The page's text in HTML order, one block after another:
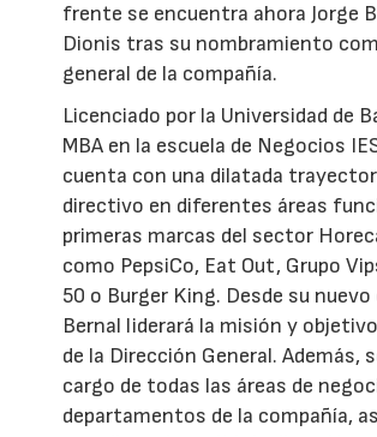
frente se encuentra ahora Jorge
Dionis tras su nombramiento
general de la compañía.
Licenciado por la Universidad de
MBA en la escuela de Negocios
cuenta con una dilatada
directivo en diferentes áreas
primeras marcas del sector
como PepsiCo, Eat Out, Grupo
50 o Burger King. Desde su nuevo
Bernal liderará la misión y
de la Dirección General. Además,
cargo de todas las áreas de
departamentos de la compañía,